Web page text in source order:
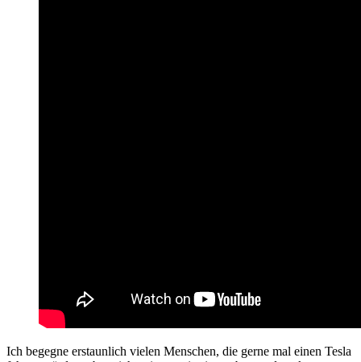
Ich begegne erstaunlich vielen Menschen, die gerne mal einen Tesla